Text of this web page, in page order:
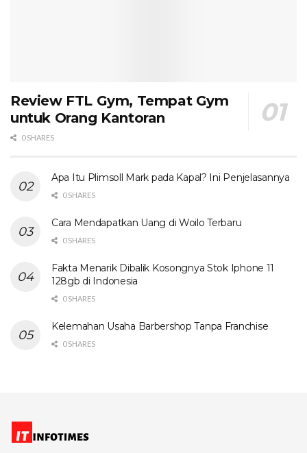
Review FTL Gym, Tempat Gym
untuk Orang Kantoran
0 SHARES
Apa Itu Plimsoll Mark pada Kapal? Ini Penjelasannya
0 SHARES
Cara Mendapatkan Uang di Woilo Terbaru
0 SHARES
Fakta Menarik Dibalik Kosongnya Stok Iphone 11
128gb di Indonesia
0 SHARES
Kelemahan Usaha Barbershop Tanpa Franchise
0 SHARES